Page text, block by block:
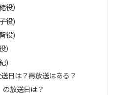
）
役)
役)
)
日は？再放送はある？
の放送日は？